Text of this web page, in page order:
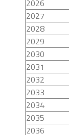
2026
2027
2028
2029
2030
2031
2032
2033
2034
2035
2036